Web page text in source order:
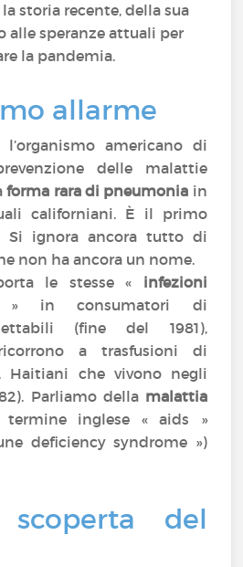
storia recente, della sua
alle speranze attuali per
la pandemia.
allarme
americano di
delle malattie
forma rara di pneumonia in
californiani. È il primo
Si ignora ancora tutto di
non ha ancora un nome.
le stesse « infezioni
in consumatori di
(fine del 1981),
a trasfusioni di
Haitiani che vivono negli
Parliamo della malattia
inglese « aids »
deficiency syndrome »)
del